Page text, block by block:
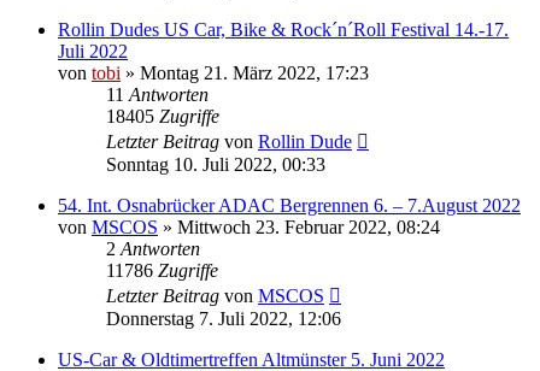
Rollin Dudes US Car, Bike & Rock´n´Roll Festival 14.-17.
Juli 2022
von tobi » Montag 21. März 2022, 17:23
11 Antworten
18405 Zugriffe
Letzter Beitrag von Rollin Dude
Sonntag 10. Juli 2022, 00:33
54. Int. Osnabrücker ADAC Bergrennen 6. – 7.August 2022
von MSCOS » Mittwoch 23. Februar 2022, 08:24
2 Antworten
11786 Zugriffe
Letzter Beitrag von MSCOS
Donnerstag 7. Juli 2022, 12:06
US-Car & Oldtimertreffen Altmünster 5. Juni 2022